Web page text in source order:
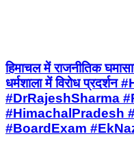
हिमाचल में राजनीतिक
धर्मशाला में विरोध
#DrRajeshSharma
#HimachalPradesh
#BoardExam